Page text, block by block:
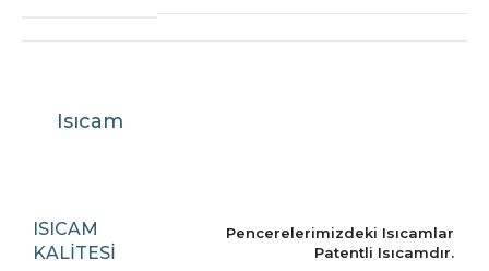
Isıcam
ISICAM
KALITESI
Pencerelerimizdeki Isıcamlar
Patentli Isıcamdır.